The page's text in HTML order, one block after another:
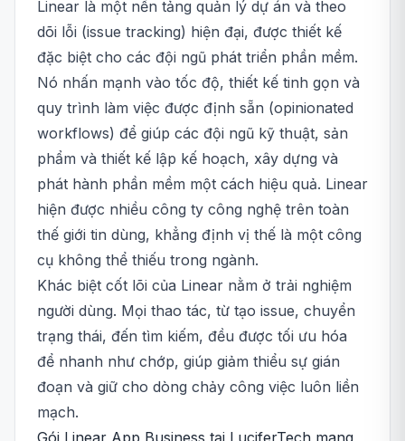
Linear là một nền tảng quản lý dự án và theo
dõi lỗi (issue tracking) hiện đại, được thiết kế
đặc biệt cho các đội ngũ phát triển phần mềm.
Nó nhấn mạnh vào tốc độ, thiết kế tinh gọn và
quy trình làm việc được định sẵn (opinionated
workflows) để giúp các đội ngũ kỹ thuật, sản
phẩm và thiết kế lập kế hoạch, xây dựng và
phát hành phần mềm một cách hiệu quả. Linear
hiện được nhiều công ty công nghệ trên toàn
thế giới tin dùng, khẳng định vị thế là một công
cụ không thể thiếu trong ngành.
Khác biệt cốt lõi của Linear nằm ở trải nghiệm
người dùng. Mọi thao tác, từ tạo issue, chuyển
trạng thái, đến tìm kiếm, đều được tối ưu hóa
để nhanh như chớp, giúp giảm thiểu sự gián
đoạn và giữ cho dòng chảy công việc luôn liền
mạch.
Gói Linear App Business tại LuciferTech mang